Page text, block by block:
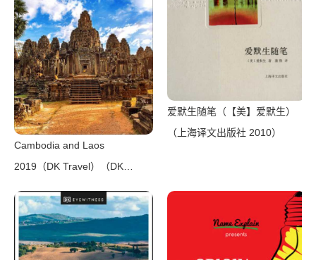
Cambodia and Laos
2019（DK Travel）（DK
爱默生随笔（【美】爱默生）
（上海译文出版社 2010）